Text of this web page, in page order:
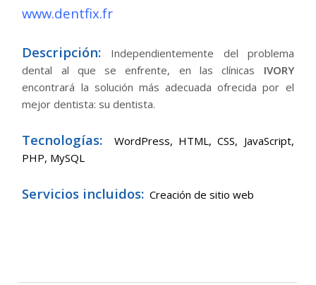
www.dentfix.fr
Descripción:
Independientemente del problema
dental al que se enfrente, en las clínicas IVORY
encontrará la solución más adecuada ofrecida por el
mejor dentista: su dentista.
Tecnologías: WordPress, HTML, CSS, JavaScript,
PHP, MySQL
Servicios incluidos: Creación de sitio web